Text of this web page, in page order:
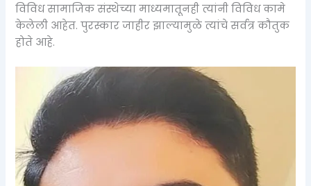
विविध सामाजिक संस्थेच्या माध्यमातूनही त्यांनी विविध कामे
केलेली आहेत. पुरस्कार जाहीर झाल्यामुळे त्यांचे सर्वत्र कौतुक
होते आहे.